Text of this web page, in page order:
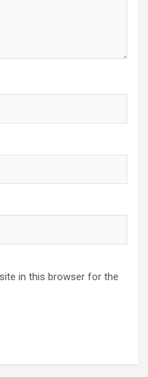
in this browser for the